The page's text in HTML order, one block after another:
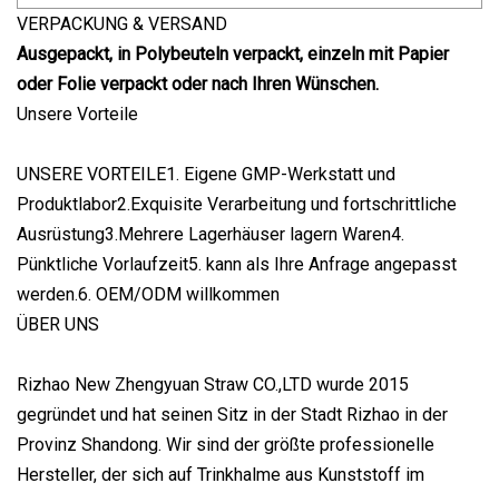
VERPACKUNG & VERSAND
Ausgepackt, in Polybeuteln verpackt, einzeln mit Papier
oder Folie verpackt oder nach Ihren Wünschen.
Unsere Vorteile
UNSERE VORTEILE1. Eigene GMP-Werkstatt und
Produktlabor2.Exquisite Verarbeitung und fortschrittliche
Ausrüstung3.Mehrere Lagerhäuser lagern Waren4.
Pünktliche Vorlaufzeit5. kann als Ihre Anfrage angepasst
werden.6. OEM/ODM willkommen
ÜBER UNS
Rizhao New Zhengyuan Straw CO.,LTD wurde 2015
gegründet und hat seinen Sitz in der Stadt Rizhao in der
Provinz Shandong. Wir sind der größte professionelle
Hersteller, der sich auf Trinkhalme aus Kunststoff im